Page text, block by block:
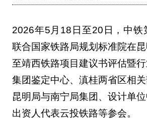
2026年5月18日至20日，中铁
联合国家铁路局规划标准院在
至靖西铁路项目建议书评估暨
集团鉴定中心、滇桂两省区相
昆明局与南宁局集团、设计单
出资人代表云投铁路等参会。